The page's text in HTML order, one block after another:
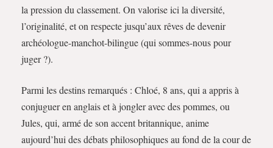
la pression du classement. On valorise ici la diversité,
l’originalité, et on respecte jusqu’aux rêves de devenir
archéologue-manchot-bilingue (qui sommes-nous pour
juger ?).
Parmi les destins remarqués : Chloé, 8 ans, qui a appris à
conjuguer en anglais et à jongler avec des pommes, ou
Jules, qui, armé de son accent britannique, anime
aujourd’hui des débats philosophiques au fond de la cour de